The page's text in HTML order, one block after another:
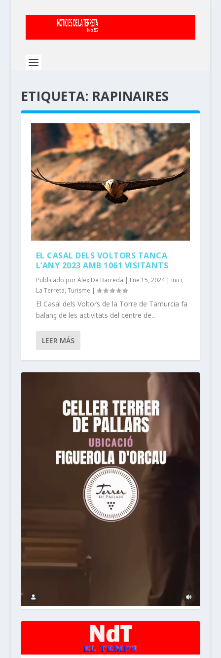
ETIQUETA: RAPINAIRES
EL CASAL DELS VOLTORS TANCA
L’ANY 2023 AMB 1061 VISITANTS
Publicado porAlex De Barreda | Ene 15, 2024| Inici,
La Terreta, Turisme |
El Casal dels Voltors de la Torre de Tamurcia fa
balanç de les activitats del centre de...
LEER MÁS